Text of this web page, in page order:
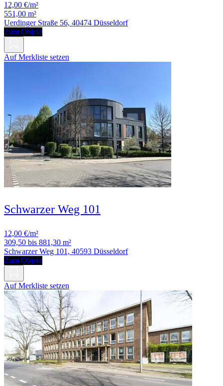
12,00 €/m²
551,00 m²
Uerdinger Straße 56, 40474 Düsseldorf
Zum Objekt
Auf Merkliste setzen
Schwarzer Weg 101
12,00 €/m²
309,50 bis 881,30 m²
Schwarzer Weg 101, 40593 Düsseldorf
Zum Objekt
Auf Merkliste setzen